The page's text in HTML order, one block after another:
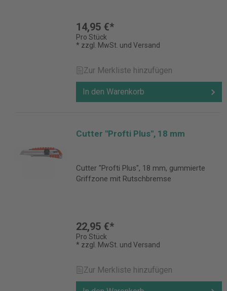
14,95 €*
Pro Stück
* zzgl. MwSt. und Versand
Zur Merkliste hinzufügen
In den Warenkorb
Cutter "Profti Plus", 18 mm
Cutter "Profti Plus", 18 mm, gummierte
Griffzone mit Rutschbremse
22,95 €*
Pro Stück
* zzgl. MwSt. und Versand
Zur Merkliste hinzufügen